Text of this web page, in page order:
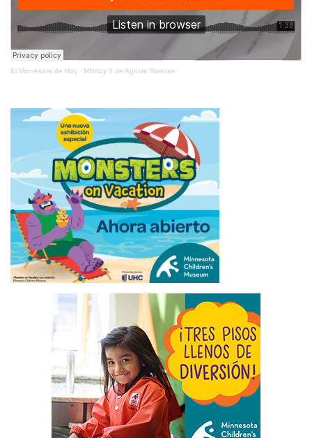
El Minnesota de Hoy · MNHoy 5 de Agosto Noticias
ÚLTIMAS NOTICIAS
MINNESOTA SE SUMA A DEMANDA CONTRA NUEVOS
ARANCELES FEDERALESAugust 5, 2026
APAGONES EN CUBA: “SIN LUZ, SIN AGUA, SIN GAS…
TODO ESTÁ MAL” POR LA CRISIS ENERGÉTICA
ADOLESCENTES MAYORES TOMAN LA INICIATIVA